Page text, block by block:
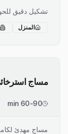
تشكيل دقيق
المنزل
مساج
60-90 min
مساج مهدئ